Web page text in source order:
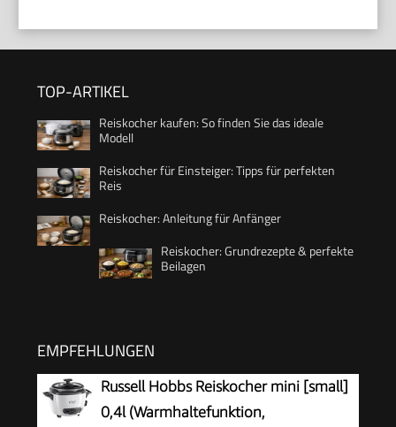
TOP-ARTIKEL
Reiskocher kaufen: So finden Sie das ideale
Modell
Reiskocher für Einsteiger: Tipps für perfekten
Reis
Reiskocher: Anleitung für Anfänger
Reiskocher: Grundrezepte & perfekte
Beilagen
EMPFEHLUNGEN
Russell Hobbs Reiskocher mini [small]
0,4l (Warmhaltefunktion,